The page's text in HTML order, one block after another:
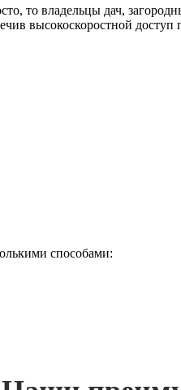
то владельцы дач,
высокоскоростной доступ
способами: